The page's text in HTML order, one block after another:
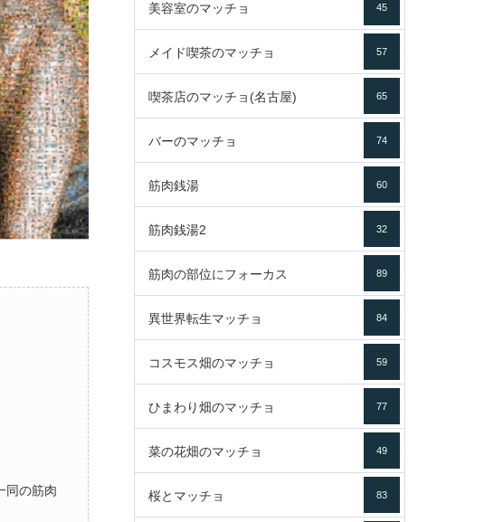
同の筋肉
美容室のマッチョ 45
メイド喫茶のマッチョ 57
喫茶店のマッチョ(名古屋) 65
バーのマッチョ 74
筋肉銭湯 60
筋肉銭湯2 32
筋肉の部位にフォーカス 89
異世界転生マッチョ 84
コスモス畑のマッチョ 59
ひまわり畑のマッチョ 77
菜の花畑のマッチョ 49
桜とマッチョ 83